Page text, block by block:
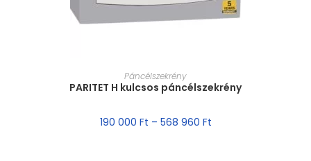
MÉRET VÁLASZTÁSA
Páncélszekrény
PARITET H kulcsos páncélszekrény
190 000 Ft – 568 960 Ft